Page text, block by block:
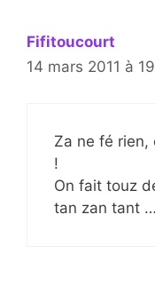
Fifitoucourt
14 mars 2011 à
Za ne fé rien,
!
On fait touz
tan zan tant